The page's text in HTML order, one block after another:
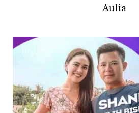
Aulia